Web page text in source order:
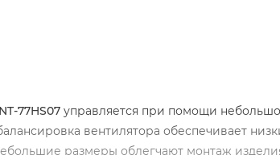
77HS07 управляется при помощи
вентилятора обеспечивает
размеры облегчают монтаж